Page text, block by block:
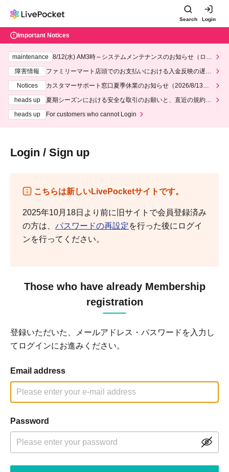
Search Login
Important Notices
maintenance
8/12(水) AM3時～システムメンテナンスのお知らせ（ロー
障害情報
ファミリーマート店頭でのお支払いにおける入金反映の遅延
Notices
カスタマーサポート窓口夏季休業のお知らせ（2026/8/13～2
heads up
夏期シーズンにおける安全な取引のお願いと、直近の規約違
heads up
For customers who cannot Login
Login / Sign up
こちらは新しいLivePocketサイトです。
2025年10月18日より前に旧サイトで会員登録済み
の方は、 パスワードの再設定を行った後にログイ
ンを行ってください。
Those who have already Membership
registration
登録いただいた、メールアドレス・パスワードを入力し
てログインにお進みください。
Email address
Password